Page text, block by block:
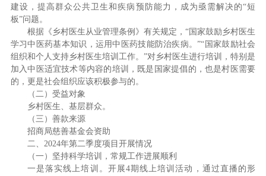
建设，提高群众公共卫生和疾病预防能力，成为亟需解决的“短
板”问题。
根据《乡村医生从业管理条例》有关规定，“国家鼓励乡村医生
学习中医药基本知识，运用中医药技能防治疾病。”“国家鼓励社会
组织和个人支持乡村医生培训工作。”对乡村医生进行培训，特别是
加入中医适宜技术等内容的培训，既是国家提倡的，也是村医需要
的，更是社会组织应该积极参与的。
（二）受益对象
乡村医生、基层群众。
（三）善款来源
招商局慈善基金会资助
二、2024年第二季度项目开展情况
（一）坚持科学培训，常规工作进展顺利
一是落实线上培训。开展4期线上培训活动，通过直播的形